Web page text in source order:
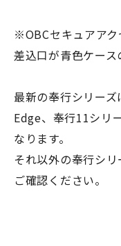
※OBCセキュアア
差込口が青色ケース
最新の奉行シリー
Edge、奉行11シリ
なります。
それ以外の奉行シリ
ご確認ください。